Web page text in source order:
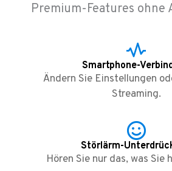
Premium-Features ohne
Smartphone-
Ändern Sie Einstellungen
Streaming.
Störlärm-
Hören Sie nur das, was Sie